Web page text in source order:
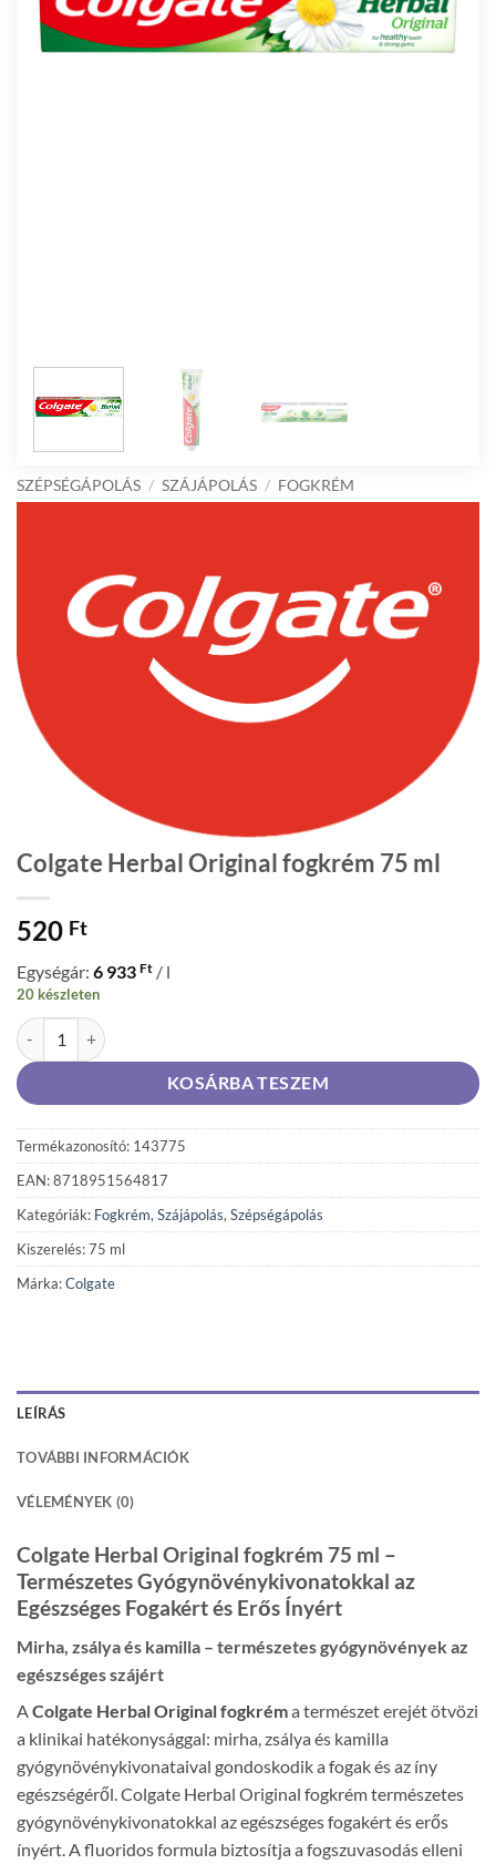
SZÉPSÉGÁPOLÁS / SZÁJÁPOLÁS / FOGKRÉM
Colgate Herbal Original fogkrém 75 ml
520 Ft
Egységár: 6 933 Ft / l
20 készleten
Colgate Herbal Original fogkrém 75 ml mennyiség
KOSÁRBA TESZEM
Termékazonosító: 143775
EAN: 8718951564817
Kategóriák: Fogkrém, Szájápolás, Szépségápolás
Kiszerelés: 75 ml
Márka:Colgate
LEÍRÁS
TOVÁBBI INFORMÁCIÓK
VÉLEMÉNYEK (0)
Colgate Herbal Original fogkrém 75 ml –
Természetes Gyógynövénykivonatokkal az
Egészséges Fogakért és Erős Ínyért
Mirha, zsálya és kamilla – természetes gyógynövények az
egészséges szájért
AColgate Herbal Original fogkréma természet erejét ötvözi
a klinikai hatékonysággal: mirha, zsálya és kamilla
gyógynövénykivonataival gondoskodik a fogak és az íny
egészségéről. Colgate Herbal Original fogkrém természetes
gyógynövénykivonatokkal az egészséges fogakért és erős
ínyért. A fluoridos formula biztosítja a fogszuvasodás elleni